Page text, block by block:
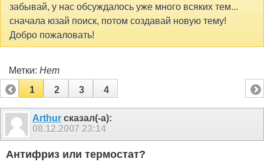
забывай, у нас обсуждалось уже много всяких тем...
сначала юзай поиск, потом создавай новую тему!
Добро пожаловать!
Метки: Нет
1
2 3 4
Arthur сказал(-а):
08.12.2007 23:14
Антифриз или термостат?